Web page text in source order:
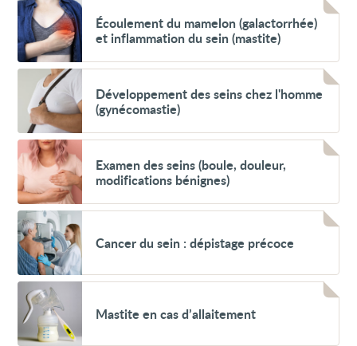
Voir
Écoulement
du
mamelon
(galactorrhée)
et
inflammation
sein
(mastite)
Écoulement du mamelon (galactorrhée)
et inflammation du sein (mastite)
Voir
Développement
des
seins
chez
l'homme
(gynécomastie)
Développement des seins chez l'homme
(gynécomastie)
Voir
Examen
des
seins
(boule,
douleur,
modifications
bénignes)
Examen des seins (boule, douleur,
modifications bénignes)
Voir
Cancer
du
sein
:
dépistage
précoce
Cancer du sein : dépistage précoce
Voir
Mastite
en
cas
d’allaitement
Mastite en cas d’allaitement